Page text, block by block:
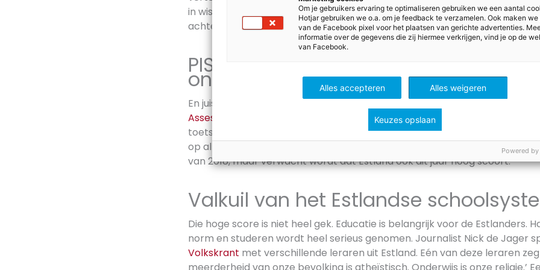
in wiskunde. Door deze samen te zetten en les te geven naar hun
achterstand.
PISA onderzoek: Estland scoort hoog
onderwijs
En juist die aanpak werpt nu zijn vruchten af. Uit hetProgramma for
Assessment (PISA)
blijkt namelijk dat Estland de slimste vijftienjarige
toetst op wiskunde, lezen en wetenschap. Van de 79 landen die getest
op alle vlakken het beste. Dit is zelfs al meerdere jaren de trend. De
van 2018, maar verwacht wordt dat Estland ook dit jaar hoog scoort.
Valkuil van het Estlandse
Die hoge score is niet heel gek. Educatie is belangrijk voor de Estlanders.
norm en studeren wordt heel serieus genomen. Journalist Nick de Jager
Volkskrant met verschillende leraren uit Estland. Eén van deze leraren
Om je gebruikers ervaring te optimaliseren gebruiken we een aantal
Hotjar gebruiken we o.a. om je feedback te verzamelen. Ook maken we
van de Facebook pixel voor het plaatsen van gerichte advertenties.
informatie over de gegevens die zij hiermee verkrijgen, vind je op de
van Facebook.
Alles accepteren Alles weigeren
Keuzes opslaan
Powered by